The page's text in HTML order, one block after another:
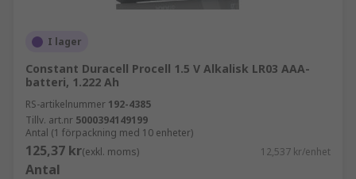
I lager
Constant Duracell Procell 1.5 V Alkalisk LR03 AAA-
batteri, 1.222 Ah
RS-artikelnummer 192-4385
Tillv. art.nr 5000394149199
Antal (1 förpackning med 10 enheter)
125,37 kr(exkl. moms) 12,537 kr/enhet
Antal